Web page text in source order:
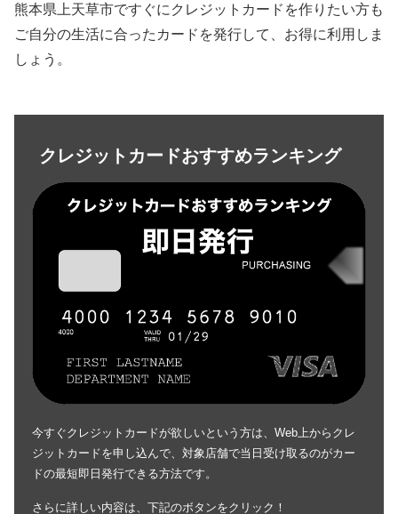
熊本県上天草市ですぐにクレジットカードを作りたい方も
ご自分の生活に合ったカードを発行して、お得に利用しま
しょう。
クレジットカードおすすめランキング
今すぐクレジットカードが欲しいという方は、Web上からクレ
ジットカードを申し込んで、対象店舗で当日受け取るのがカー
ドの最短即日発行できる方法です。
さらに詳しい内容は、下記のボタンをクリック！